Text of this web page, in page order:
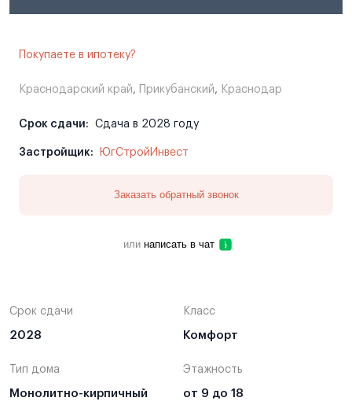
Покупаете в ипотеку?
Краснодарский край, Прикубанский, Краснодар
Срок сдачи: Сдача в 2028 году
Застройщик: ЮгСтройИнвест
Заказать обратный звонок
или написать в чат
Срок сдачи
2028
Класс
Комфорт
Тип дома
Монолитно-кирпичный
Этажность
от 9 до 18